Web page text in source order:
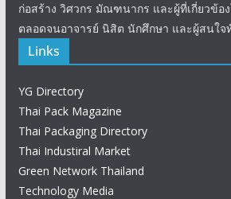
ก่อสร้าง วิศวกร มัณฑนากร และผู้ที่เกี่ยวข้อ
ตลอดจนอาจารย์ นิสิต นักศึกษา และผู้สนใจ
Links
YG Directory
Thai Pack Magazine
Thai Packaging Directory
Thai Industiral Market
Green Network Thailand
Technology Media